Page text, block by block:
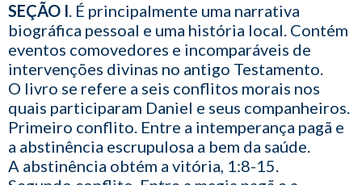
SEÇÃO I. É principalmente uma narrativa
biográfica pessoal e uma história local. Contém
eventos comovedores e incomparáveis de
intervenções divinas no antigo Testamento.
O livro se refere a seis conflitos morais nos
quais participaram Daniel e seus companheiros.
Primeiro conflito. Entre a intemperança pagã e
a abstinência escrupulosa a bem da saúde.
A abstinência obtém a vitória, 1:8-15.